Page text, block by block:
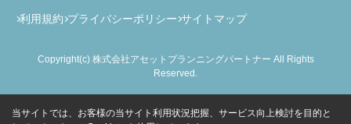
利用規約 プライバシーポリシー サイトマップ
Copyright(c) 株式会社アセットプランニングパートナー All Rights
Reserved.
当サイトでは、お客様の当サイト利用状況把握、サービス向上検討を目的と